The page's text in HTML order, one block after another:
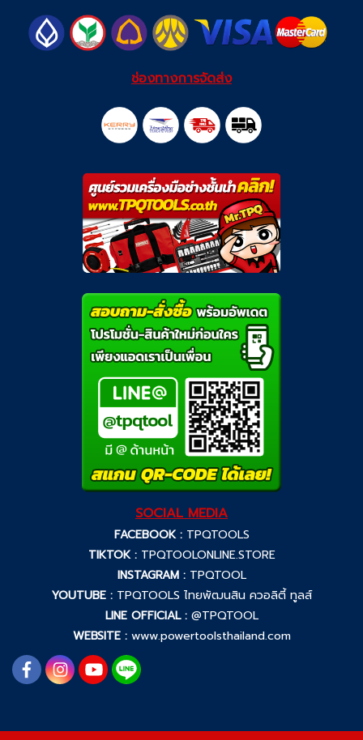
ช่องทางการจัดส่ง
SOCIAL MEDIA
FACEBOOK : TPQTOOLS
TIKTOK : TPQTOOLONLINE.STORE
INSTAGRAM : TPQTOOL
YOUTUBE : TPQTOOLS ไทยพัฒนสิน ควอลิตี้ ทูลส์
LINE OFFICIAL : @TPQTOOL
WEBSITE : www.powertoolsthailand.com